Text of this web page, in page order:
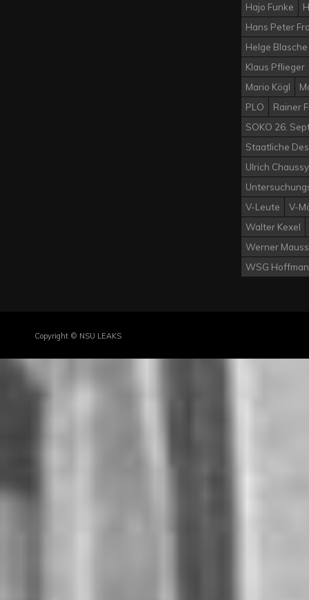
Hajo Funke
Hans Peter
Helge Blasche
Klaus Pflieger
Mario Kögl
PLO
Rainer
SOKO 26.
Staatliche
Ulrich Chaussy
V-Leute
V-
Walter Kexel
Werner Mauss
WSG
Copyright © NSU LEAKS